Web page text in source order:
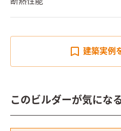
建築実例
このビルダーが気にな